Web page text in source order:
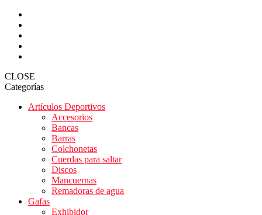
CLOSE
Categorías
Artículos Deportivos
Accesorios
Bancas
Barras
Colchonetas
Cuerdas para saltar
Discos
Mancuernas
Remadoras de agua
Gafas
Exhibidor